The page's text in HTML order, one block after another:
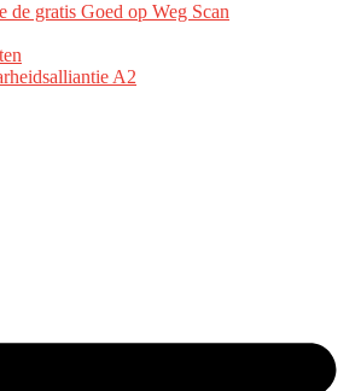
de gratis Goed op Weg Scan
A2